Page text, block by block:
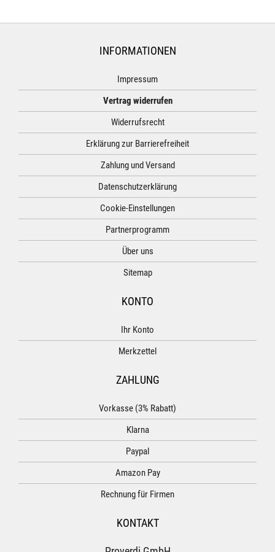
INFORMATIONEN
Impressum
Vertrag widerrufen
Widerrufsrecht
Erklärung zur Barrierefreiheit
Zahlung und Versand
Datenschutzerklärung
Cookie-Einstellungen
Partnerprogramm
Über uns
Sitemap
KONTO
Ihr Konto
Merkzettel
ZAHLUNG
Vorkasse (3% Rabatt)
Klarna
Paypal
Amazon Pay
Rechnung für Firmen
KONTAKT